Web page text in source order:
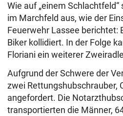
Wie auf „einem Schlachtfeld“
im Marchfeld aus, wie der
Feuerwehr Lassee berichtet:
Biker kollidiert. In der Folge
Floriani ein weiterer
Aufgrund der Schwere der
zwei Rettungshubschrauber,
angefordert. Die
transportierten die Männer,